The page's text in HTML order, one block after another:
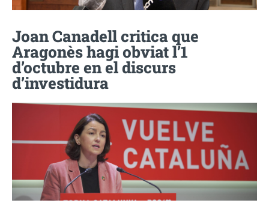
Joan Canadell critica que
Aragonès hagi obviat l’1
d’octubre en el discurs
d’investidura